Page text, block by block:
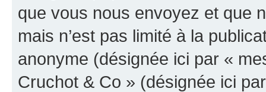
que vous nous envoyez et que
mais n’est pas limité à la
anonyme (désignée ici par «
Cruchot & Co » (désignée ici